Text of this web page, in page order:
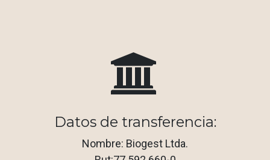
Datos de transferencia:
Nombre: Biogest Ltda.